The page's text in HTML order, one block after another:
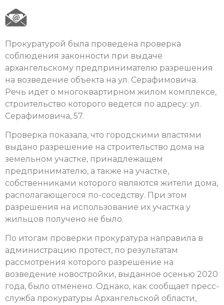
Прокуратурой была проведена проверка
соблюдения законности при выдаче
архангельскому предпринимателю разрешения
на возведение объекта на ул. Серафимовича.
Речь идет о многоквартирном жилом комплексе,
строительство которого ведется по адресу: ул.
Серафимовича, 57.
Проверка показала, что городскими властями
выдано разрешение на строительство дома на
земельном участке, принадлежащем
предпринимателю, а также на участке,
собственниками которого являются жители дома,
располагающегося по-соседству. При этом
разрешения на использование их участка у
жильцов получено не было.
По итогам проверки прокуратура направила в
администрацию протест, по результатам
рассмотрения которого разрешение на
возведение новостройки, выданное осенью 2020
года, было отменено. Однако, как сообщает пресс-
служба прокуратуры Архангельской области,